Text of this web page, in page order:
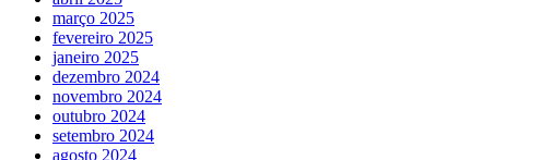
março 2025
fevereiro 2025
janeiro 2025
dezembro 2024
novembro 2024
outubro 2024
setembro 2024
agosto 2024